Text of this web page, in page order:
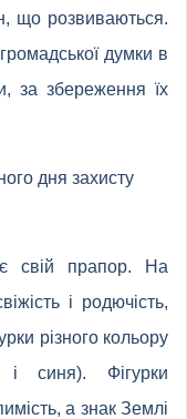
що розвиваються.
думки в
за збереження їх
дня захисту
свій прапор. На
і родючість,
різного кольору
синя). Фігурки
а знак Землі